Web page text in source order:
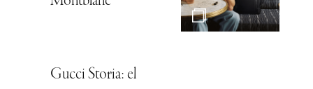
Gucci Storia: el